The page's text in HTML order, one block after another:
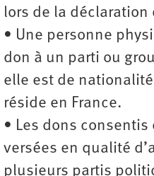
lors de la déclaration
• Une personne
don à un parti ou
elle est de
réside en France.
• Les dons
versées en qualité
plusieurs partis